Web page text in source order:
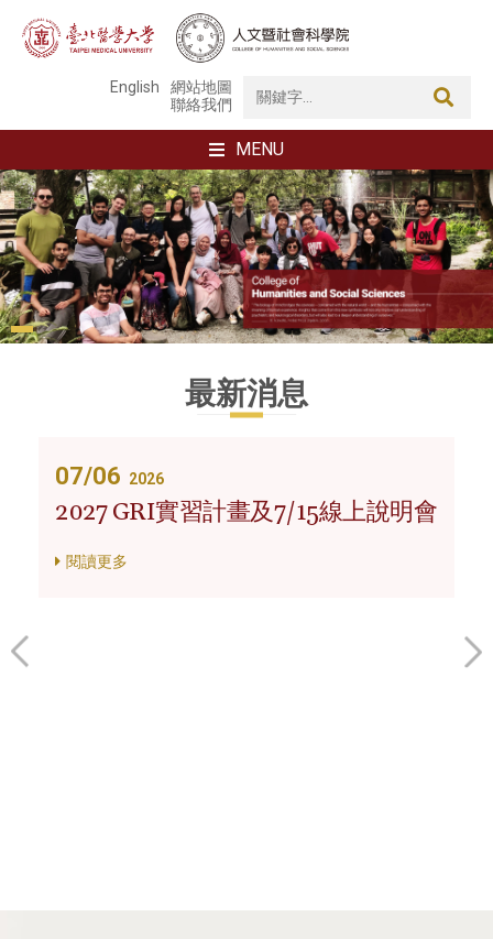
English
網站地圖
聯絡我們
MENU
最新消息
07/06 2026
2027 GRI實習計畫及7/15線上說明會
閱讀更多